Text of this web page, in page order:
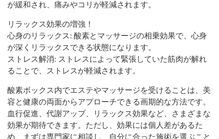
が緩和され、痛みやコリが軽減されます。
リラックス効果の増強！
心身のリラックス: 酸素とマッサージの相乗効果で、心身
が深くリラックスできる状態になります。
ストレス解消: ストレスによって緊張していた筋肉が解れ
ることで、ストレスが軽減されます。
酸素ボックス内でエステやマッサージを受けることは、美
容と健康の両面からアプローチできる画期的な方法です。
血行促進、代謝アップ、リラックス効果など、さまざまな
効果が期待できます。ただし、効果には個人差があるた
め、まずは専門家に相談し、自分に合った施術を選ぶこと